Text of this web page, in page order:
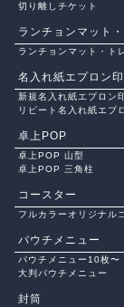
切り離しチケット
ランチョンマット
ランチョンマット・ト
名入れ紙エプロン印
新規名入れ紙エプロン
リピート名入れ紙エプ
卓上POP
卓上POP 山型
卓上POP 三角柱
コースター
フルカラーオリジナル
パウチメニュー
パウチメニュー10枚〜
大判パウチメニュー
封筒